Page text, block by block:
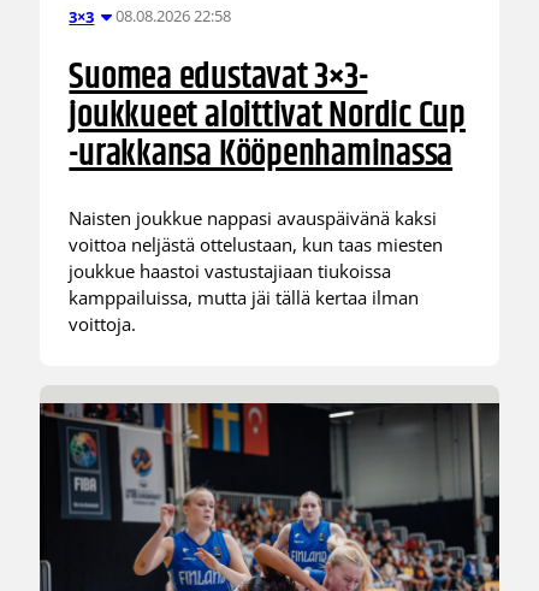
3×3 08.08.2026 22:58
Suomea edustavat 3×3-
joukkueet aloittivat Nordic Cup
-urakkansa Kööpenhaminassa
Naisten joukkue nappasi avauspäivänä kaksi
voittoa neljästä ottelustaan, kun taas miesten
joukkue haastoi vastustajiaan tiukoissa
kamppailuissa, mutta jäi tällä kertaa ilman
voittoja.